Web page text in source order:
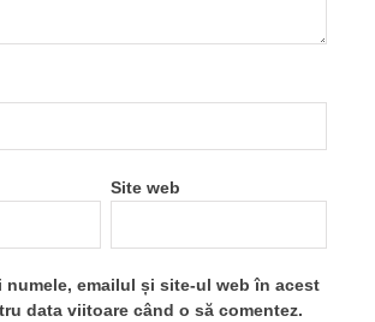
Site web
numele, emailul și site-ul web în acest
data viitoare când o să comentez.